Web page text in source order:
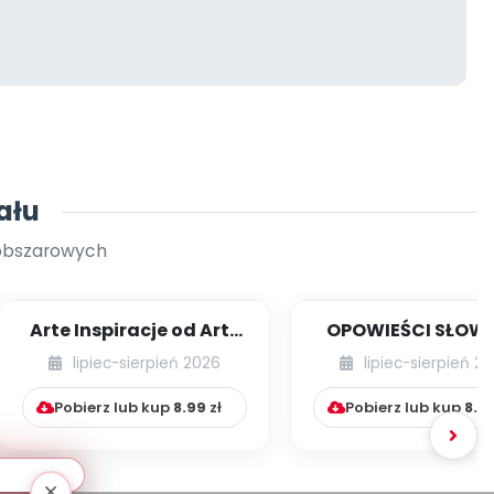
Arte Inspiracje od Art-
Teacherka [cz. 1]
lipiec-sierpień 2026
Pobierz lub kup 8.99 zł
OPOWIEŚCI
RUCHOWE NA
lipiec-sierpień
Pobierz lub kup